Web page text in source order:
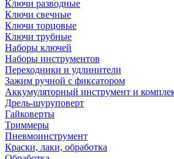
Ключи разводные
Ключи свечные
Ключи торцовые
Ключи трубные
Наборы ключей
Наборы инструментов
Переходники и удлинители
Зажим ручной с фиксатором
Аккумуляторный инструмент и
Дрель-шуруповерт
Гайковерты
Триммеры
Пневмоинструмент
Краски, лаки, обработка